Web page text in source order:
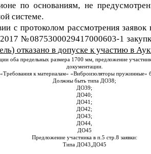
по основаниям, не
системе.
с протоколом рассмотрения
№0875300029417000603-1
отказано в допуске к участию в
оба предельных размера 1700 мм, предложение
документации.
к материалам» «Виброизоляторы пружинные»
Должны быть типа ДО38;
ДО39;
ДО40;
ДО41;
ДО42;
ДО43;
ДО44,
ДО45
Предложение участника в п.5 стр.8 заявки:
Типа ДО43,ДО45